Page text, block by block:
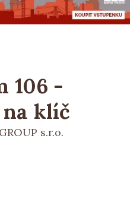
106 -
na klíč
s.r.o.